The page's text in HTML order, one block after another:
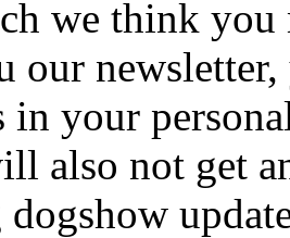
we think
our
in your
also not get